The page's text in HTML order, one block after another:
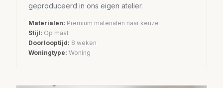
geproduceerd in ons eigen atelier.
Materialen: Premium materialen naar keuze
Stijl: Op maat
Doorlooptijd: 8 weken
Woningtype: Woning